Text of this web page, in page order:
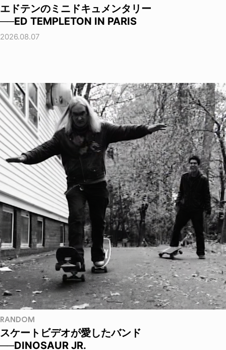
エドテンのミニドキュメンタリー
──ED TEMPLETON IN PARIS
2026.08.07
RANDOM
スケートビデオが愛したバンド
──DINOSAUR JR.